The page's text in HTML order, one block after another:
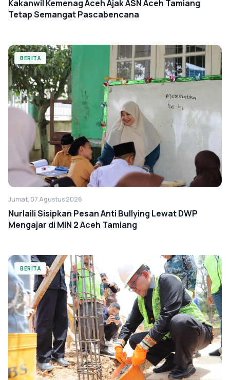
Kakanwil Kemenag Aceh Ajak ASN Aceh Tamiang
Tetap Semangat Pascabencana
BERITA
Jumat, 07 Agustus 2026
Nurlaili Sisipkan Pesan Anti Bullying Lewat DWP
Mengajar di MIN 2 Aceh Tamiang
BERITA